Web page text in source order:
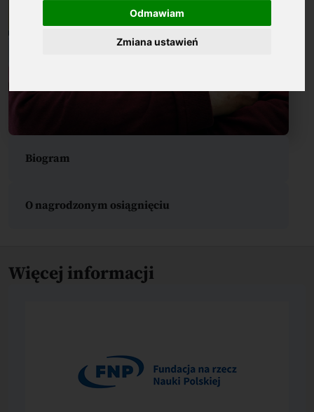
Odmawiam
Zmiana ustawień
Biogram
O nagrodzonym osiągnięciu
Więcej informacji